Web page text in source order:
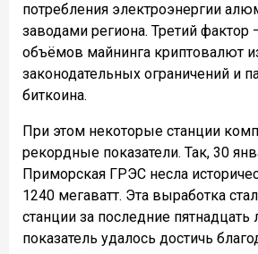
потребления электроэнергии
заводами региона. Третий
объёмов майнинга криптовалют
законодательных ограничений и
биткоина.
При этом некоторые станции
рекордные показатели. Так, 30
Приморская ГРЭС несла
1240 мегаватт. Эта выработка
станции за последние пятнадцать
показатель удалось достичь